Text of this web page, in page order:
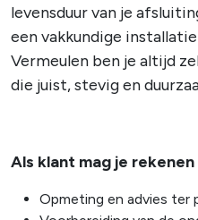
levensduur van je
een vakkundige
Vermeulen ben je altijd
die juist, stevig en
Als klant mag je rekenen
Opmeting en advies ter